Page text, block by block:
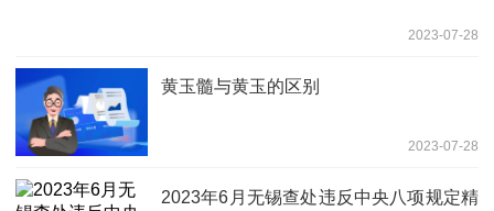
2023-07-28
黄玉髓与黄玉的区别
2023-07-28
2023年6月无锡查处违反中央八项规定精